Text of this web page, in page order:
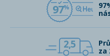
97
2,5
za